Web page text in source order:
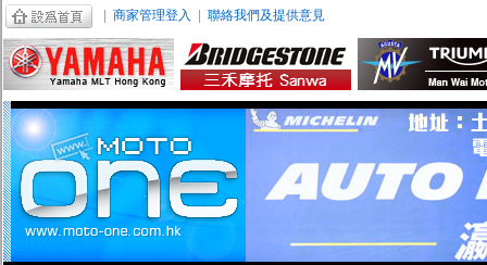
商家管理登入 聯絡我們及提供意見